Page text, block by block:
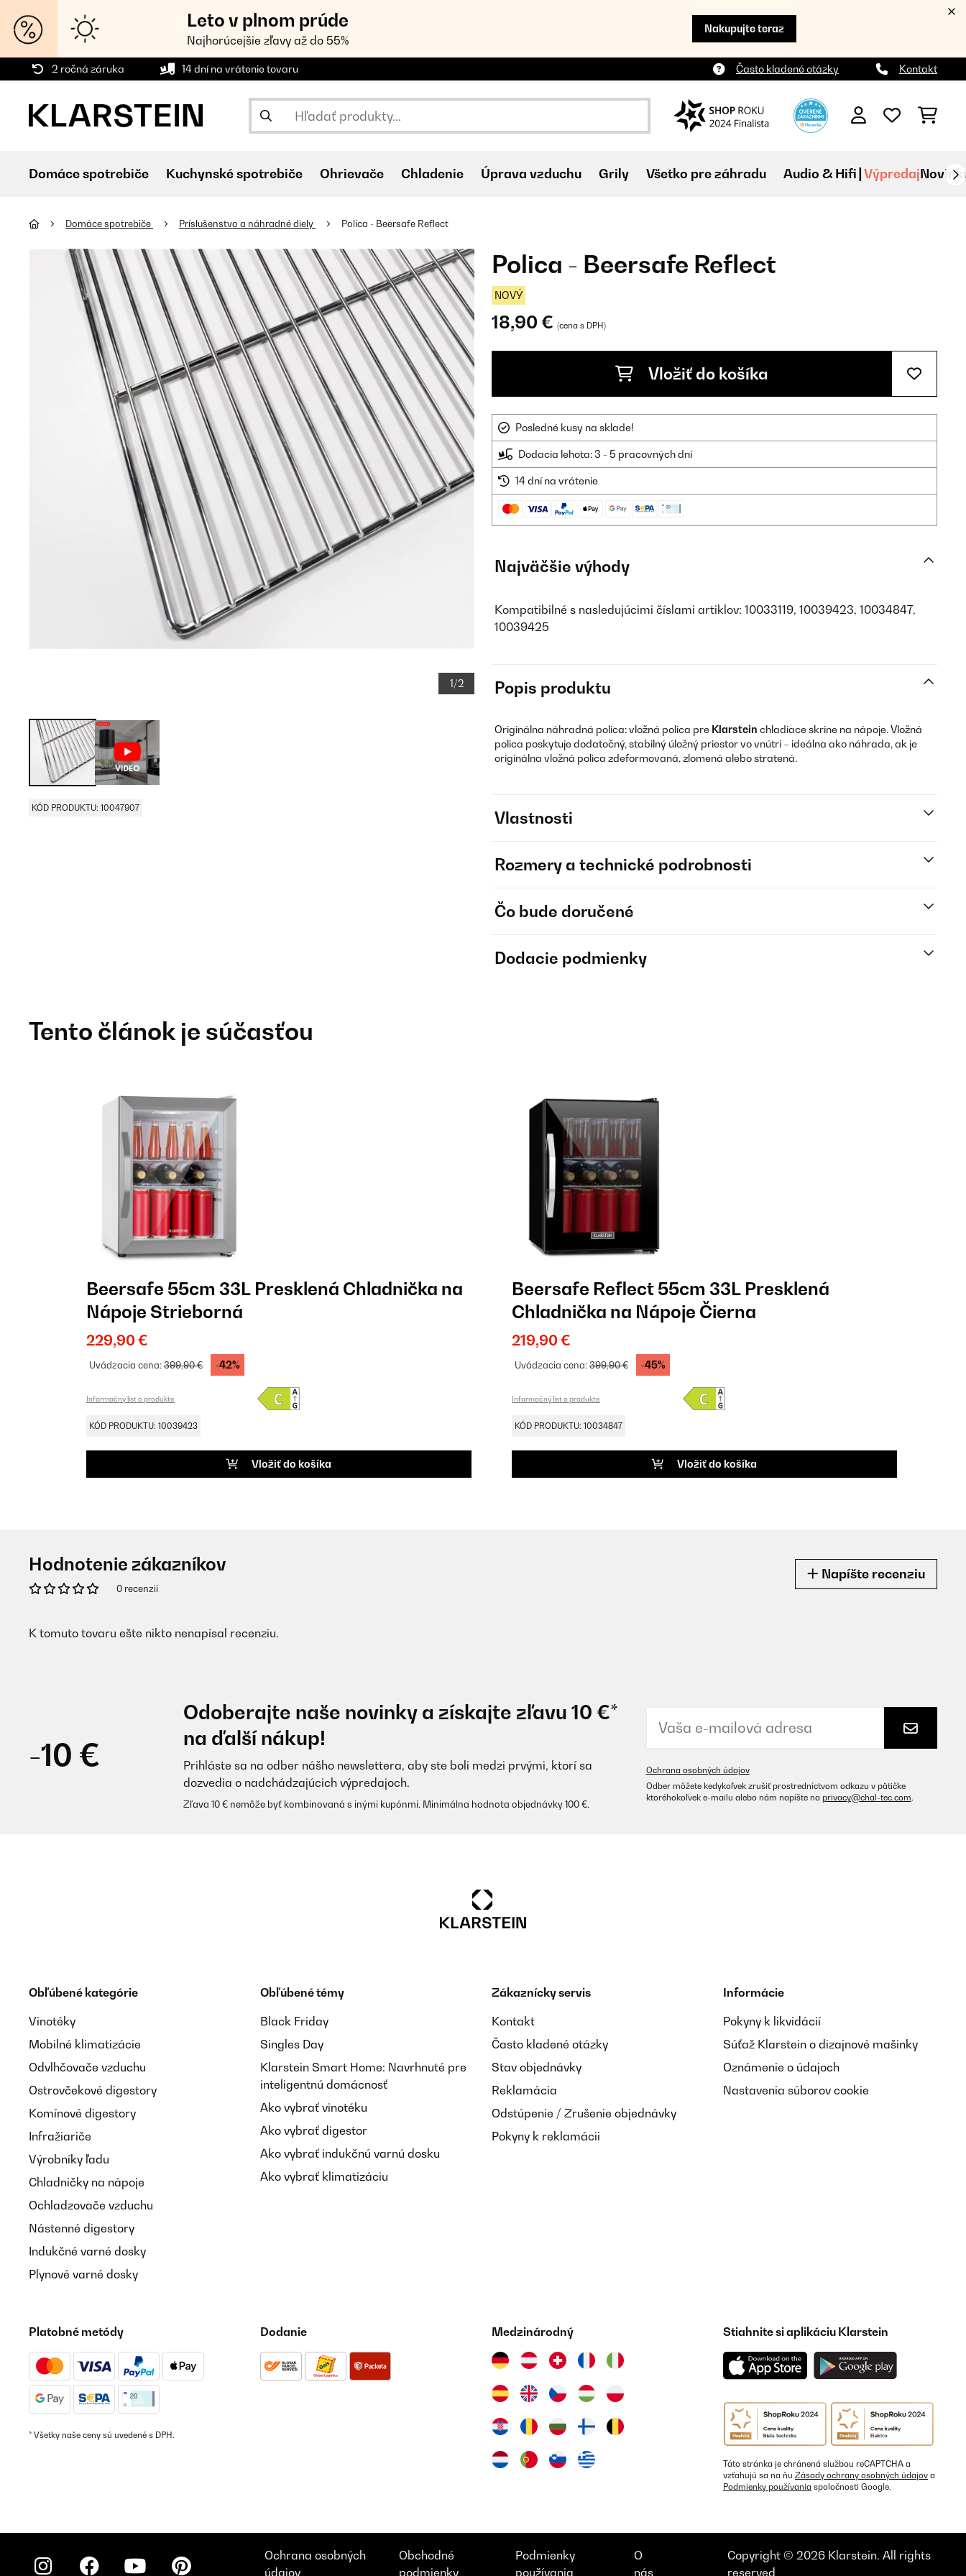
Leto v plnom prúde
Najhorúcejšie zľavy až do 55%
Nakupujte teraz
2 ročná záruka 14 dní na vrátenie tovaru Často kladené otázky Kontakt
Domáce spotrebiče Kuchynské spotrebiče Ohrievače Chladenie Úprava vzduchu Grily Všetko pre záhradu Audio & Hifi Výpredaj
Domáce spotrebiče Príslušenstvo a náhradné diely Polica - Beersafe Reflect
1/2
KÓD PRODUKTU: 10047907
Polica - Beersafe Reflect
NOVÝ
18,90 € (cena s DPH)
Vložiť do košíka
Posledné kusy na sklade!
Dodacia lehota: 3 - 5 pracovných dní
14 dní na vrátenie
Najväčšie výhody
Kompatibilné s nasledujúcimi číslami artiklov: 10033119, 10039423, 10034847,
10039425
Popis produktu
Originálna náhradná polica: vložná polica pre Klarstein chladiace skrine na nápoje. Vložná
polica poskytuje dodatočný, stabilný úložný priestor vo vnútri – ideálna ako náhrada, ak je
originálna vložná polica zdeformovaná, zlomená alebo stratená.
Vlastnosti
Rozmery a technické podrobnosti
Čo bude doručené
Dodacie podmienky
Tento článok je súčasťou
Beersafe 55cm 33L Presklená Chladnička na
Nápoje Strieborná
229,90 €
Uvádzacia cena:399,90 € -42%
Informačný list o produkte
KÓD PRODUKTU: 10039423
Vložiť do košíka
Beersafe Reflect 55cm 33L Presklená
Chladnička na Nápoje Čierna
219,90 €
Uvádzacia cena:399,90 € -45%
Informačný list o produkte
KÓD PRODUKTU: 10034847
Vložiť do košíka
Hodnotenie zákazníkov
0 recenzií
Napíšte recenziu
K tomuto tovaru ešte nikto nenapísal recenziu.
-10 €
Odoberajte naše novinky a získajte zľavu 10 €*
na ďalší nákup!
Prihláste sa na odber nášho newslettera, aby ste boli medzi prvými, ktorí sa
dozvedia o nadchádzajúcich výpredajoch.
Zľava 10 € nemôže byť kombinovaná s inými kupónmi. Minimálna hodnota objednávky 100 €.
Ochrana osobných údajov
Odber môžete kedykoľvek zrušiť prostredníctvom odkazu v pätičke
ktoréhokoľvek e-mailu alebo nám napíšte na privacy@chal-tec.com.
Obľúbené kategórie
Vinotéky
Mobilné klimatizácie
Odvlhčovače vzduchu
Ostrovčekové digestory
Komínové digestory
Infražiariče
Výrobníky ľadu
Chladničky na nápoje
Ochladzovače vzduchu
Nástenné digestory
Indukčné varné dosky
Plynové varné dosky
Obľúbené témy
Black Friday
Singles Day
Klarstein Smart Home: Navrhnuté pre
inteligentnú domácnosť
Ako vybrať vinotéku
Ako vybrať digestor
Ako vybrať indukčnú varnú dosku
Ako vybrať klimatizáciu
Zákaznícky servis
Kontakt
Často kladené otázky
Stav objednávky
Reklamácia
Odstúpenie / Zrušenie objednávky
Pokyny k reklamácii
Informácie
Pokyny k likvidácií
Súťaž Klarstein o dizajnové mašinky
Oznámenie o údajoch
Nastavenia súborov cookie
Platobné metódy
* Všetky naše ceny sú uvedené s DPH.
Dodanie Medzinárodný Stiahnite si aplikáciu Klarstein
Táto stránka je chránená službou reCAPTCHA a
vzťahujú sa na ňu Zásady ochrany osobných údajov a
Podmienky používania spoločnosti Google.
Ochrana osobných
údajov
Obchodné
podmienky
Podmienky
používania
O
nás
Copyright © 2026 Klarstein. All rights
reserved